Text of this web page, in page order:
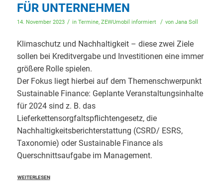
FÜR UNTERNEHMEN
14. November 2023 / in Termine, ZEWUmobil informiert / von Jana Soll
Klimaschutz und Nachhaltigkeit – diese zwei Ziele
sollen bei Kreditvergabe und Investitionen eine immer
größere Rolle spielen.
Der Fokus liegt hierbei auf dem Themenschwerpunkt
Sustainable Finance: Geplante Veranstaltungsinhalte
für 2024 sind z. B. das
Lieferkettensorgfaltspflichtengesetz, die
Nachhaltigkeitsberichterstattung (CSRD/ ESRS,
Taxonomie) oder Sustainable Finance als
Querschnittsaufgabe im Management.
WEITERLESEN